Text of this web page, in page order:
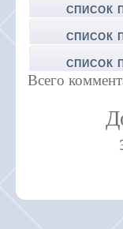
СПИСОК
СПИСОК
СПИСОК
Всего